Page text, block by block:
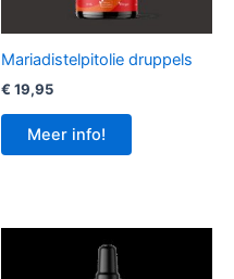
Mariadistelpitolie druppels
€ 19,95
Meer info!